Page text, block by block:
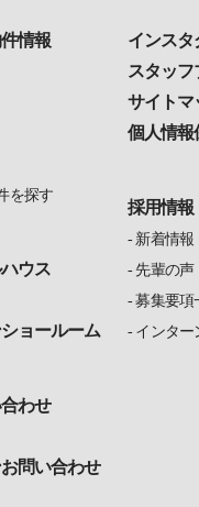
情報
を探す
ウス
ョールーム
わせ
問い合わせ
インスタ
スタッフ
サイトマ
個人情報
採用情報
新着情報
先輩の声
募集要項
インター